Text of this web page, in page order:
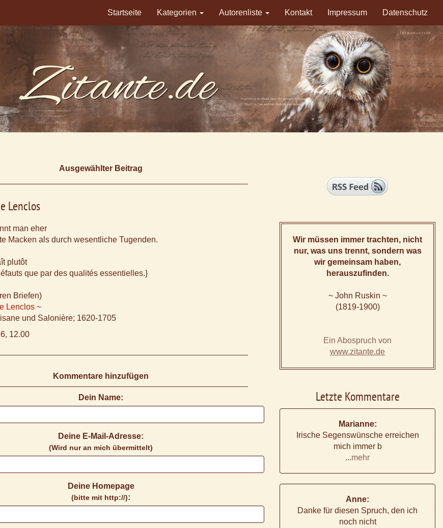
Startseite Kategorien Autorenliste Kontakt Impressum Datenschutz
Ausgewählter Beitrag
Lenclos
man eher
Macken als durch wesentliche Tugenden.
plutôt
que par des qualités essentielles.}
Briefen)
Lenclos ~
und Salonière; 1620-1705
12.00
Kommentare hinzufügen
Dein Name:
Deine E-Mail-Adresse:
(Wird nur an mich übermittelt)
Deine Homepage
(bitte mit http://):
Wir müssen immer trachten, nicht
nur, was uns trennt, sondern was
wir gemeinsam haben,
herauszufinden.
~ John Ruskin ~
(1819-1900)
Ein Abospruch von
www.zitante.de
Letzte Kommentare
Marianne:
Irische Segenswünsche erreichen
mich immer b
...mehr
Anne:
Danke für diesen Spruch, den ich
noch nicht